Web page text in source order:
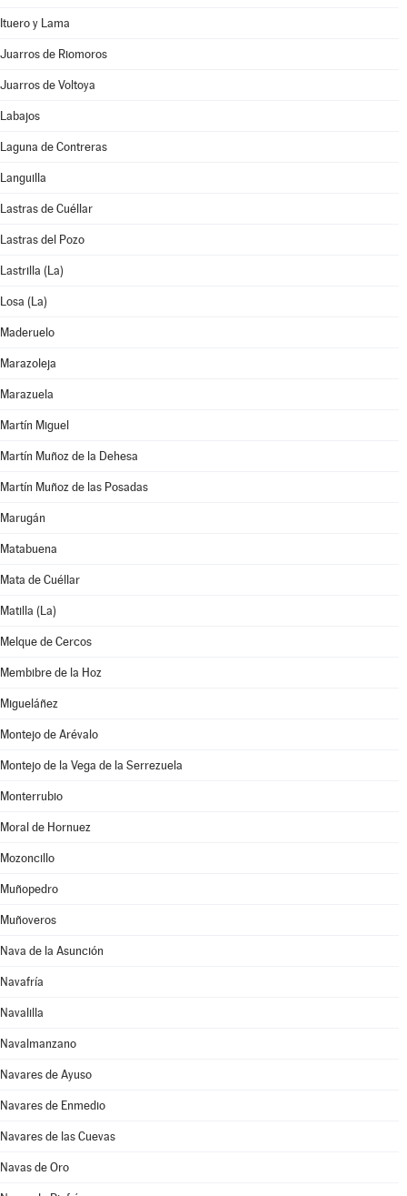
Ituero y Lama
Juarros de Riomoros
Juarros de Voltoya
Labajos
Laguna de Contreras
Languilla
Lastras de Cuéllar
Lastras del Pozo
Lastrilla (La)
Losa (La)
Maderuelo
Marazoleja
Marazuela
Martín Miguel
Martín Muñoz de la Dehesa
Martín Muñoz de las Posadas
Marugán
Matabuena
Mata de Cuéllar
Matilla (La)
Melque de Cercos
Membibre de la Hoz
Migueláñez
Montejo de Arévalo
Montejo de la Vega de la Serrezuela
Monterrubio
Moral de Hornuez
Mozoncillo
Muñopedro
Muñoveros
Nava de la Asunción
Navafría
Navalilla
Navalmanzano
Navares de Ayuso
Navares de Enmedio
Navares de las Cuevas
Navas de Oro